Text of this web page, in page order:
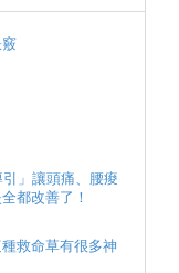
」讓頭痛、腰痠
都改善了！
救命草有很多神